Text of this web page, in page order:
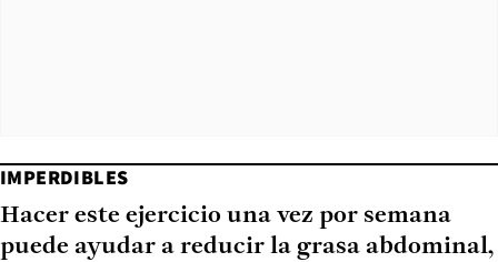
IMPERDIBLES
Hacer este ejercicio una vez por semana
puede ayudar a reducir la grasa abdominal,